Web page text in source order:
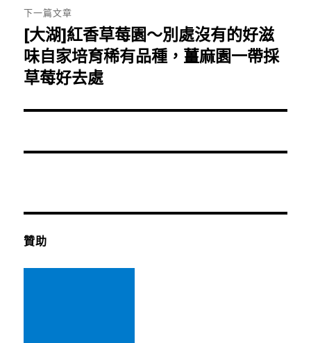
章:
下一篇文章
下
一
篇
章:
[大湖]紅香草莓園～別處沒有的好滋
味自家培育稀有品種，薑麻園一帶採
草莓好去處
贊助